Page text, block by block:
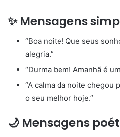
✨ Mensagens
“Boa noite! Que seus
alegria.”
“Durma bem! Amanhã é
“A calma da noite chegou
o seu melhor hoje.”
🌙 Mensagens